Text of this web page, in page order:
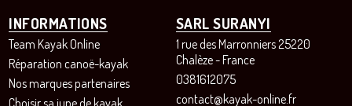
INFORMATIONS
Team Kayak Online
Réparation canoë-kayak
Nos marques partenaires
Choisir sa jupe de kayak
SARL SURANYI
1 rue des Marronniers 25220
Chalèze - France
0381612075
contact@kayak-online.fr